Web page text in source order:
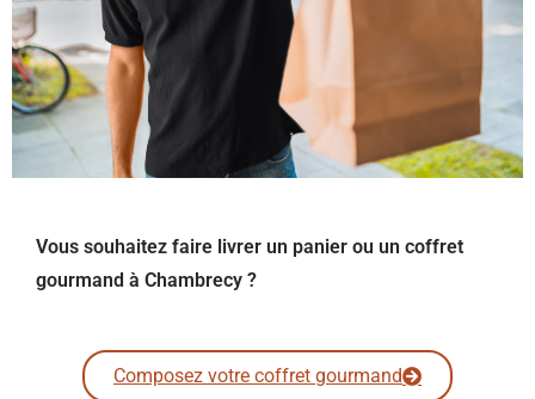
Vous souhaitez faire livrer un panier ou un coffret
gourmand à Chambrecy ?
Composez votre coffret gourmand